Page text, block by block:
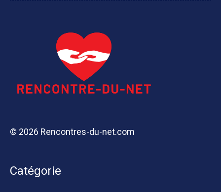
© 2026 Rencontres-du-net.com
Catégorie